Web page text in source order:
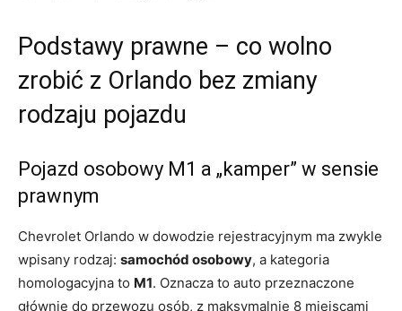
Podstawy prawne – co wolno
zrobić z Orlando bez zmiany
rodzaju pojazdu
Pojazd osobowy M1 a „kamper” w sensie
prawnym
Chevrolet Orlando w dowodzie rejestracyjnym ma zwykle
wpisany rodzaj: samochód osobowy, a kategoria
homologacyjna to M1. Oznacza to auto przeznaczone
głównie do przewozu osób, z maksymalnie 8 miejscami